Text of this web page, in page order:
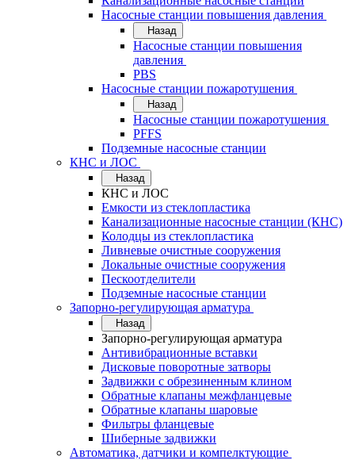
Насосные станции повышения давления
Назад
Насосные станции повышения
давления
PBS
Насосные станции пожаротушения
Назад
Насосные станции пожаротушения
PFFS
Подземные насосные станции
КНС и ЛОС
Назад
КНС и ЛОС
Емкости из стеклопластика
Канализационные насосные станции (КНС)
Колодцы из стеклопластика
Ливневые очистные сооружения
Локальные очистные сооружения
Пескоотделители
Подземные насосные станции
Запорно-регулирующая арматура
Назад
Запорно-регулирующая арматура
Антивибрационные вставки
Дисковые поворотные затворы
Задвижки с обрезиненным клином
Обратные клапаны межфланцевые
Обратные клапаны шаровые
Фильтры фланцевые
Шиберные задвижки
Автоматика, датчики и компелктующие